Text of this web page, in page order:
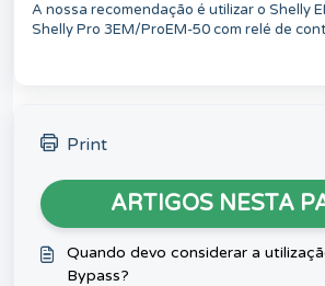
A nossa recomendação é utilizar o Shelly
Shelly Pro 3EM/ProEM-50 com relé de
Print
ARTIGOS NESTA
Quando devo considerar a
Bypass?